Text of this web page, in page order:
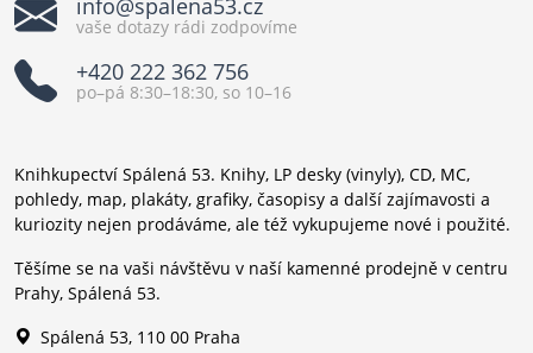
info@spalena53.cz
vaše dotazy rádi zodpovíme
+420 222 362 756
po–pá 8:30–18:30, so 10–16
Knihkupectví Spálená 53. Knihy, LP desky (vinyly), CD, MC,
pohledy, map, plakáty, grafiky, časopisy a další zajímavosti a
kuriozity nejen prodáváme, ale též vykupujeme nové i použité.
Těšíme se na vaši návštěvu v naší kamenné prodejně v centru
Prahy, Spálená 53.
Spálená 53, 110 00 Praha